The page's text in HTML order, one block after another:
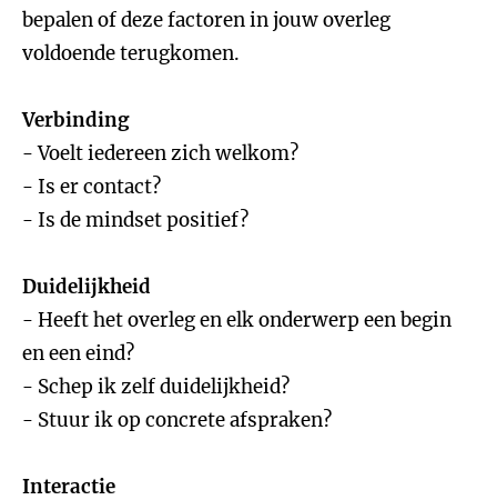
bepalen of deze factoren in jouw overleg
voldoende terugkomen.
Verbinding
- Voelt iedereen zich welkom?
- Is er contact?
- Is de mindset positief?
Duidelijkheid
- Heeft het overleg en elk onderwerp een begin
en een eind?
- Schep ik zelf duidelijkheid?
- Stuur ik op concrete afspraken?
Interactie